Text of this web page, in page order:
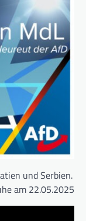
und Serbien.
am 22.05.2025